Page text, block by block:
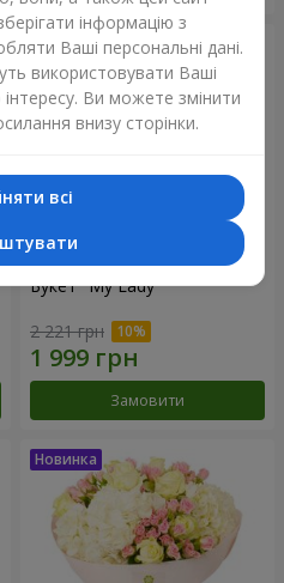
Букет "My Lady"
2 221 грн
Замовити
інформацію з
Ваші персональні дані.
використовувати Ваші
інтересу. Ви можете змінити
внизу сторінки.
всі